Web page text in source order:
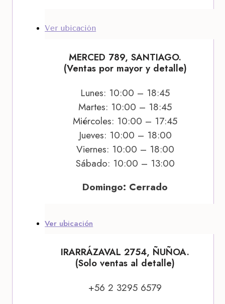
Ver ubicación
MERCED 789, SANTIAGO.
(Ventas por mayor y detalle)
Lunes: 10:00 – 18:45
Martes: 10:00 – 18:45
Miércoles: 10:00 – 17:45
Jueves: 10:00 – 18:00
Viernes: 10:00 – 18:00
Sábado: 10:00 – 13:00
Domingo: Cerrado
Ver ubicación
IRARRÁZAVAL 2754, ÑUÑOA.
(Solo ventas al detalle)
+56 2 3295 6579